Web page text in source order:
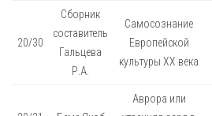
20/30
Сборник
составитель
Гальцева
Р.А.
Самосознание
Европейской
культуры XX века
Аврора или